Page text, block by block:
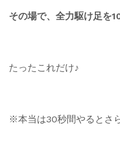
その場で、全力駆け足を
たったこれだけ♪
※本当は30秒間やるとさ